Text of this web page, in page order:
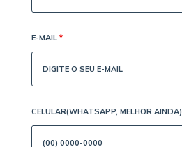
E-MAIL *
CELULAR(WHATSAPP, MELHOR AINDA)